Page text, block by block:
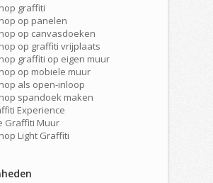
graffiti
op panelen
op canvasdoeken
op graffiti vrijplaats
graffiti op eigen muur
op mobiele muur
als open-inloop
spandoek maken
Experience
Graffiti Muur
Light Graffiti